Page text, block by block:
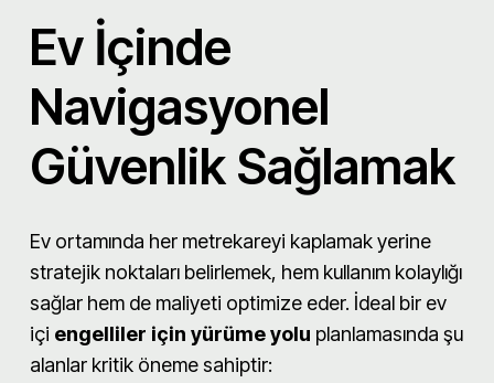
Ev İçinde
Navigasyonel
Güvenlik Sağlamak
Ev ortamında her metrekareyi kaplamak yerine
stratejik noktaları belirlemek, hem kullanım kolaylığı
sağlar hem de maliyeti optimize eder. İdeal bir ev
içi engelliler için yürüme yolu planlamasında şu
alanlar kritik öneme sahiptir: